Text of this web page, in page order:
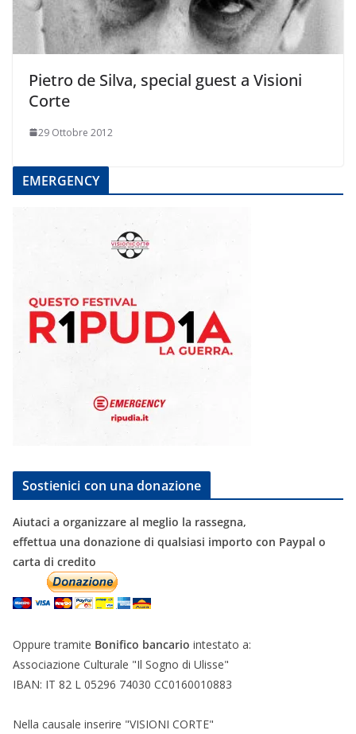
Pietro de Silva, special guest a Visioni
Corte
29 Ottobre 2012
EMERGENCY
Sostienici con una donazione
Aiutaci a organizzare al meglio la rassegna,
effettua una donazione di qualsiasi importo con Paypal o
carta di credito
Oppure tramite Bonifico bancario intestato a:
Associazione Culturale "Il Sogno di Ulisse"
IBAN: IT 82 L 05296 74030 CC0160010883
Nella causale inserire "VISIONI CORTE"